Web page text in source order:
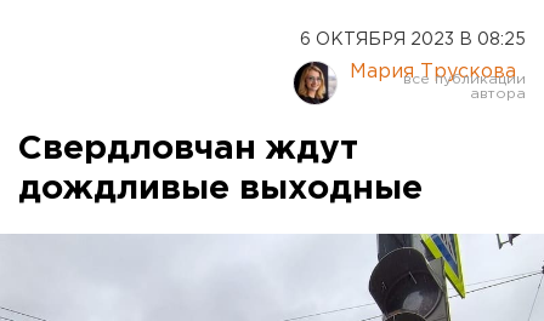
6 ОКТЯБРЯ 2023 В 08:25
Мария Трускова
Свердловчан ждут
дождливые выходные